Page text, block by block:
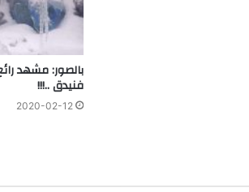
بالصور: مشهد
فنيدق ..!!!
2020-02-12